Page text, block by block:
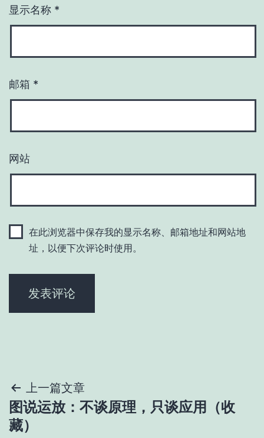
显示名称 *
邮箱 *
网站
在此浏览器中保存我的显示名称、邮箱地址和网站地
址，以便下次评论时使用。
文
章
上一篇文章
图说运放：不谈原理，只谈应用（收
藏）